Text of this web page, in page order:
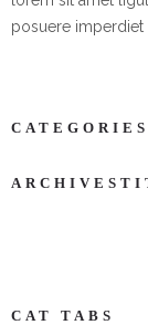
posuere imperdiet
CAT TABS